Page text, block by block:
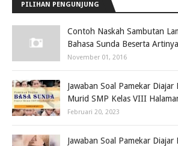
PILIHAN PENGUNJUNG
Contoh Naskah Sambutan
Bahasa Sunda Beserta Artinya
November 01, 2016
Jawaban Soal Pamekar Diajar
Murid SMP Kelas VIII
Februari 20, 2023
Jawaban Soal Pamekar Diajar